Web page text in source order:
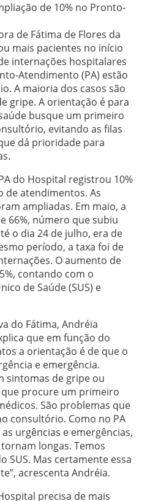
de 10% no Pronto-
de Fátima de Flores da
mais pacientes no início
internações hospitalares
Atendimento (PA) estão
A maioria dos casos são
gripe. A orientação é para
busque um primeiro
evitando as filas
dá prioridade para
do Hospital registrou 10%
de atendimentos. As
ampliadas. Em maio, a
66%, número que subiu
o dia 24 de julho, era de
período, a taxa foi de
O aumento de
contando com o
de Saúde (SUS) e
do Fátima, Andréia
que em função do
a orientação é de que o
e emergência.
sintomas de gripe ou
procure um primeiro
São problemas que
consultório. Como no PA
urgências e emergências,
longas. Temos
SUS. Mas certamente essa
acrescenta Andréia.
precisa de mais